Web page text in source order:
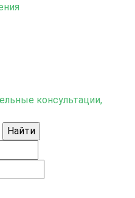
консультации,